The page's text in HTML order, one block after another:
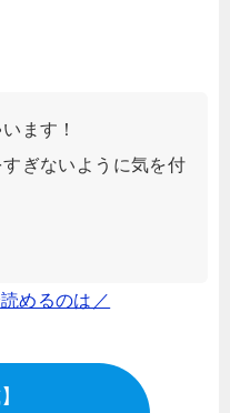
ます！
ぎないように気を付
めるのは／